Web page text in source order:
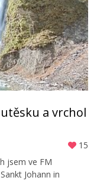
a vrchol
15
jsem ve FM
Johann in